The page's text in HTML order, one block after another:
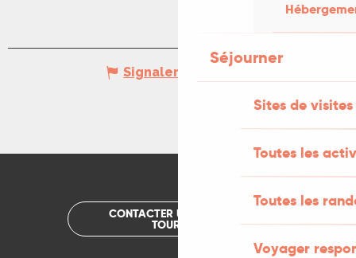
Séjourner
Sites de visites
Toutes les
Toutes les
Voyager
Signaler une erreur
CONTACTER UN OFFICE DE
TOURISME